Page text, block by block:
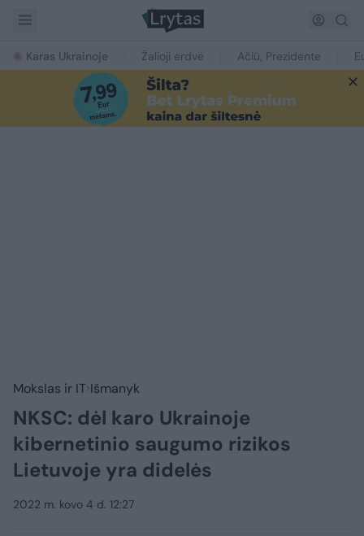
Karas Ukrainoje Žalioji erdvė Ačiū, Prezidente
Mokslas ir IT Išmanyk
NKSC: dėl karo Ukrainoje
kibernetinio saugumo rizikos
Lietuvoje yra didelės
2022 m. kovo 4 d. 12:27